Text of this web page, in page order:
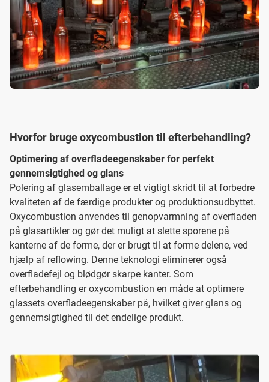
Hvorfor bruge oxycombustion til efterbehandling?
Optimering af overfladeegenskaber for perfekt
gennemsigtighed og glans
Polering af glasemballage er et vigtigt skridt til at forbedre
kvaliteten af de færdige produkter og produktionsudbyttet.
Oxycombustion anvendes til genopvarmning af overfladen
på glasartikler og gør det muligt at slette sporene på
kanterne af de forme, der er brugt til at forme delene, ved
hjælp af reflowing. Denne teknologi eliminerer også
overfladefejl og blødgør skarpe kanter. Som
efterbehandling er oxycombustion en måde at optimere
glassets overfladeegenskaber på, hvilket giver glans og
gennemsigtighed til det endelige produkt.